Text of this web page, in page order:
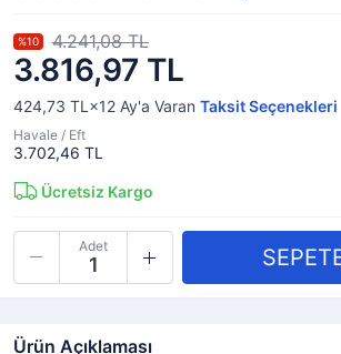
3.816,97 TL
%10 4.241,08 TL
424,73 TL×12 Ay'a Varan Taksit Seçenekleri
Havale / Eft
3.702,46 TL
Ücretsiz Kargo
Adet
Ürün Açıklaması